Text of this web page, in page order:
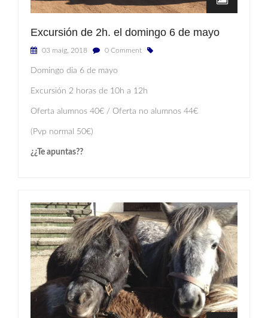
Excursión de 2h. el domingo 6 de mayo
03 maig, 2018 0 Comment
Domingo dia 6 de mayo
Excursión 2 horas de 10h a 12h
Oferta alumnos 40€ / Oferta no alumnos 44€
(Pvp normal 50€)
¿¿Te apuntas??